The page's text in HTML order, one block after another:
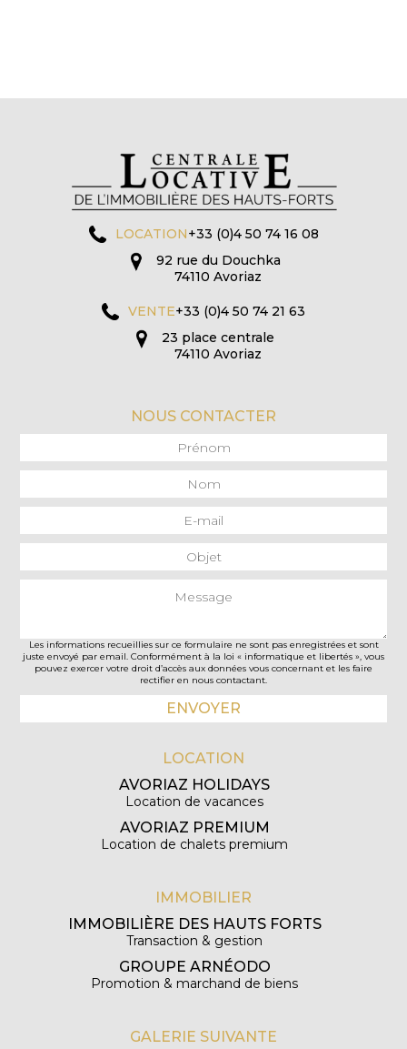
LOCATION+33 (0)4 50 74 16 08
92 rue du Douchka
74110 Avoriaz
VENTE+33 (0)4 50 74 21 63
23 place centrale
74110 Avoriaz
NOUS CONTACTER
Les informations recueillies sur ce formulaire ne sont pas enregistrées et sont
juste envoyé par email. Conformément à la loi « informatique et libertés », vous
pouvez exercer votre droit d’accès aux données vous concernant et les faire
rectifier en nous contactant.
LOCATION
AVORIAZ HOLIDAYS
Location de vacances
AVORIAZ PREMIUM
Location de chalets premium
IMMOBILIER
IMMOBILIÈRE DES HAUTS FORTS
Transaction & gestion
GROUPE ARNÉODO
Promotion & marchand de biens
GALERIE SUIVANTE